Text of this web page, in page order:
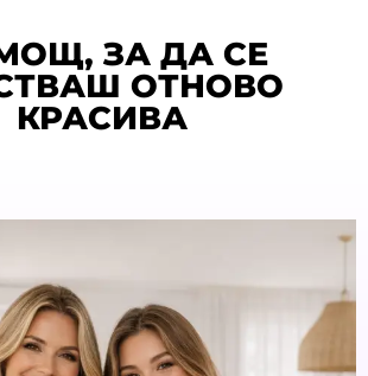
ЗА ДА СЕ
ОТНОВО
КРАСИВА